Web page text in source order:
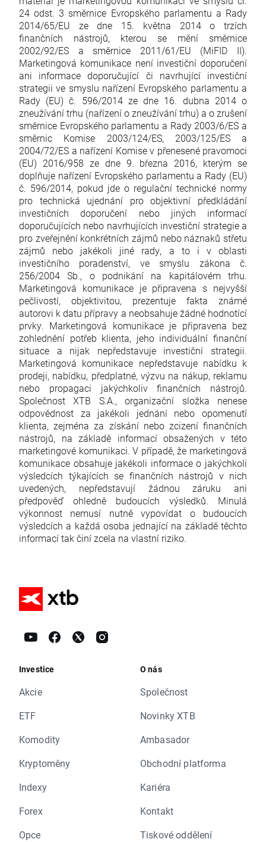
24 odst. 3 směrnice Evropského parlamentu a Rady
2014/65/EU ze dne 15. května 2014 o trzích
finančních nástrojů, kterou se mění směrnice
2002/92/ES a směrnice 2011/61/EU (MiFID II).
Marketingová komunikace není investiční doporučení
ani informace doporučující či navrhující investiční
strategii ve smyslu nařízení Evropského parlamentu a
Rady (EU) č. 596/2014 ze dne 16. dubna 2014 o
zneužívání trhu (nařízení o zneužívání trhu) a o zrušení
směrnice Evropského parlamentu a Rady 2003/6/ES a
směrnic Komise 2003/124/ES, 2003/125/ES a
2004/72/ES a nařízení Komise v přenesené pravomoci
(EU) 2016/958 ze dne 9. března 2016, kterým se
doplňuje nařízení Evropského parlamentu a Rady (EU)
č. 596/2014, pokud jde o regulační technické normy
pro technická ujednání pro objektivní předkládání
investičních doporučení nebo jiných informací
doporučujících nebo navrhujících investiční strategie a
pro zveřejnění konkrétních zájmů nebo náznaků střetu
zájmů nebo jakékoli jiné rady, a to i v oblasti
investičního poradenství, ve smyslu zákona č.
256/2004 Sb., o podnikání na kapitálovém trhu.
Marketingová komunikace je připravena s nejvyšší
pečlivostí, objektivitou, prezentuje fakta známé
autorovi k datu přípravy a neobsahuje žádné hodnotící
prvky. Marketingová komunikace je připravena bez
zohlednění potřeb klienta, jeho individuální finanční
situace a nijak nepředstavuje investiční strategii.
Marketingová komunikace nepředstavuje nabídku k
prodeji, nabídku, předplatné, výzvu na nákup, reklamu
nebo propagaci jakýchkoliv finančních nástrojů.
Společnost XTB S.A., organizační složka nenese
odpovědnost za jakékoli jednání nebo opomenutí
klienta, zejména za získání nebo zcizení finančních
nástrojů, na základě informací obsažených v této
marketingové komunikaci. V případě, že marketingová
komunikace obsahuje jakékoli informace o jakýchkoli
výsledcích týkajících se finančních nástrojů v nich
uvedených, nepředstavují žádnou záruku ani
předpověď ohledně budoucích výsledků. Minulá
výkonnost nemusí nutně vypovídat o budoucích
výsledcích a každá osoba jednající na základě těchto
informací tak činí zcela na vlastní riziko.
Investice
Akcie
ETF
Komodity
Kryptoměny
Indexy
Forex
Opce
O nás
Společnost
Novinky XTB
Ambasador
Obchodní platforma
Kariéra
Kontakt
Tiskové oddělení